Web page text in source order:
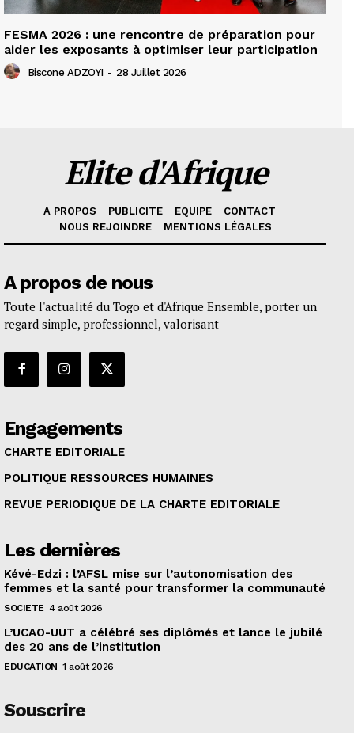
FESMA 2026 : une rencontre de préparation pour
aider les exposants à optimiser leur participation
Biscone ADZOYI - 28 Juillet 2026
Elite d'Afrique
A PROPOS PUBLICITE EQUIPE
CONTACT
NOUS REJOINDRE
MENTIONS LÉGALES
A propos de nous
Toute l'actualité du Togo et d'Afrique Ensemble, porter un
regard simple, professionnel, valorisant
Engagements
CHARTE EDITORIALE
POLITIQUE RESSOURCES HUMAINES
REVUE PERIODIQUE DE LA CHARTE EDITORIALE
Les dernières
Kévé-Edzi : l’AFSL mise sur l’autonomisation des
femmes et la santé pour transformer la communauté
SOCIETE 4 août 2026
L’UCAO-UUT a célébré ses diplômés et lance le jubilé
des 20 ans de l’institution
EDUCATION 1 août 2026
Souscrire